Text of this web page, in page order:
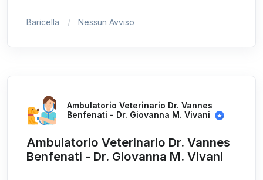
Baricella Nessun Avviso
Ambulatorio Veterinario Dr. Vannes
Benfenati - Dr. Giovanna M. Vivani
Ambulatorio Veterinario Dr. Vannes
Benfenati - Dr. Giovanna M. Vivani